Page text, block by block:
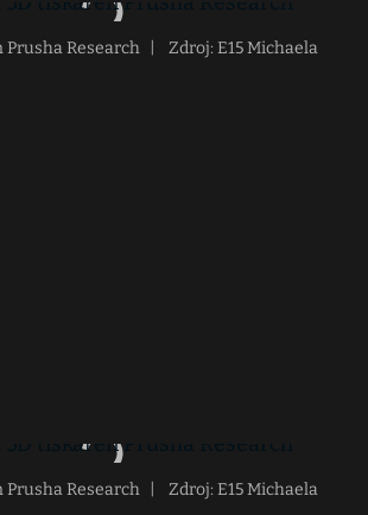
Prusha Research
Zdroj: E15 Michaela
Prusha Research
Zdroj: E15 Michaela